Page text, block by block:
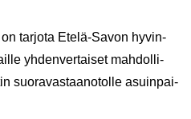
tar­jo­ta Etelä-​Savon hy­vin­
yh­den­ver­tai­set mah­dol­li­
suo­ra­vas­taa­no­tol­le asuin­pai­